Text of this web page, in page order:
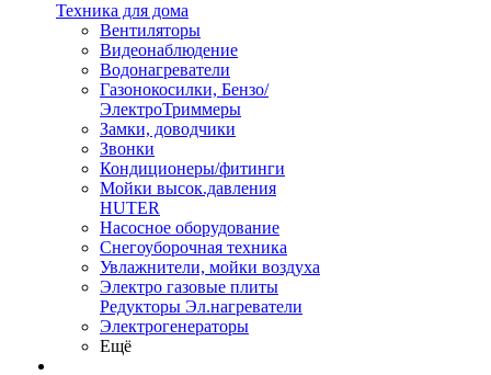
Техника для дома
Вентиляторы
Видеонаблюдение
Водонагреватели
Газонокосилки, Бензо/
ЭлектроТриммеры
Замки, доводчики
Звонки
Кондиционеры/фитинги
Мойки высок.давления
HUTER
Насосное оборудование
Снегоуборочная техника
Увлажнители, мойки воздуха
Электро газовые плиты
Редукторы Эл.нагреватели
Электрогенераторы
Ещё